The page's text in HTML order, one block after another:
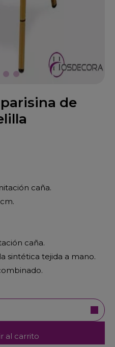
de
caña.
caña.
sintética tejida a mano.
al carrito